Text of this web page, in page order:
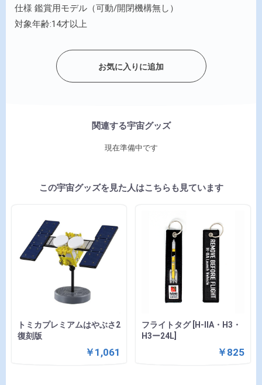
仕様 鑑賞用モデル（可動/開閉機構無し）
対象年齢:14才以上
お気に入りに追加
関連する宇宙グッズ
現在準備中です
この宇宙グッズを見た人はこちらも見ています
トミカプレミアムはやぶさ2
復刻版
￥1,061
フライトタグ [H-ⅡA・H3・
H3ー24L]
￥825